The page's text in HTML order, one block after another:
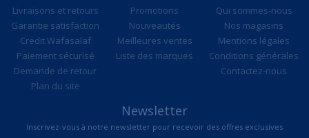
Livraisons et retours
Garantie satisfaction
Credit Wafasalaf
Paiement sécurisé
Demande de retour
Plan du site
Promotions
Nouveautés
Meilleures ventes
Liste des marques
Qui sommes-nous
Nos magasins
Mentions légales
Conditions générales
Contactez-nous
Newsletter
Inscrivez-vous à notre newsletter pour recevoir des offres exclusives